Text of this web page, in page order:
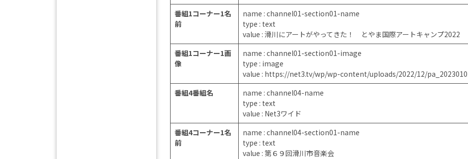
番組1コーナー1名
前
name : channel01-section01-name
type : text
value : 滑川にアートがやってきた！ とやま国際アートキャンプ2022
番組1コーナー1画
像
name : channel01-section01-image
type : image
value : https://net3.tv/wp/wp-content/uploads/2022/12/
番組4番組名
name : channel04-name
type : text
value : Net3ワイド
番組4コーナー1名
前
name : channel04-section01-name
type : text
value : 第６９回滑川市音楽会